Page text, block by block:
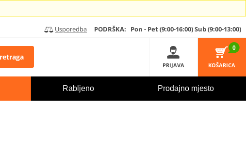
Usporedba PODRŠKA: Pon - Pet (9:00-16:00)Sub (9:00-13:00)
PRIJAVA
0
KOŠARICA
Rabljeno Prodajno mjesto